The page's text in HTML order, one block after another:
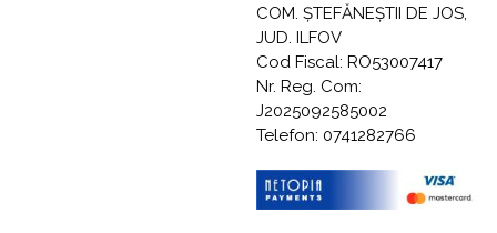
COM. ȘTEFĂNEȘTII DE JOS,
JUD. ILFOV
Cod Fiscal: RO53007417
Nr. Reg. Com:
J2025092585002
Telefon: 0741282766